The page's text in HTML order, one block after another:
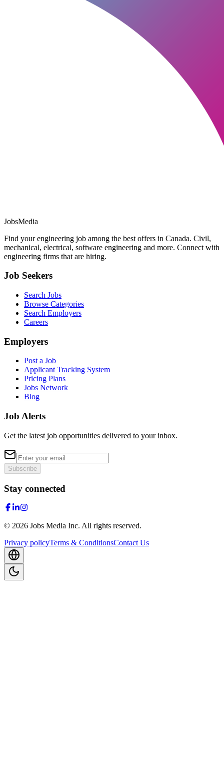
JobsMedia
Find your engineering job among the best offers in Canada. Civil,
mechanical, electrical, software engineering and more. Connect with
engineering firms that are hiring.
Job Seekers
Search Jobs
Browse Categories
Search Employers
Careers
Employers
Post a Job
Applicant Tracking System
Pricing Plans
Jobs Network
Blog
Job Alerts
Get the latest job opportunities delivered to your inbox.
Subscribe
Stay connected
© 2026 Jobs Media Inc. All rights reserved.
Privacy policyTerms & ConditionsContact Us